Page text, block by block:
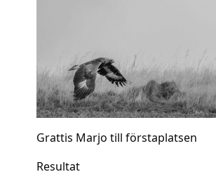
Grattis Marjo till förstaplatsen
Resultat